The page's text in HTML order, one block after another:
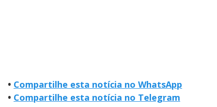
• Compartilhe esta notícia no WhatsApp
• Compartilhe esta notícia no Telegram